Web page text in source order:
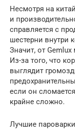
Несмотря на
и
справляется с
шестерни внутри
Значит, от
Из-за того, что
выглядит
если он
крайне сложно.
Лучшие пароварки